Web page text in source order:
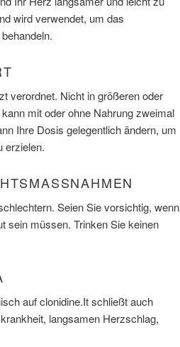
wird verwendet, um das
verordnet. Nicht in größeren oder
mit oder ohne Nahrung zweimal
Ihre Dosis gelegentlich ändern, um
erzielen.
Seien Sie vorsichtig, wenn
sein müssen. Trinken Sie keinen
auf clonidine.It schließt auch
langsamen Herzschlag,